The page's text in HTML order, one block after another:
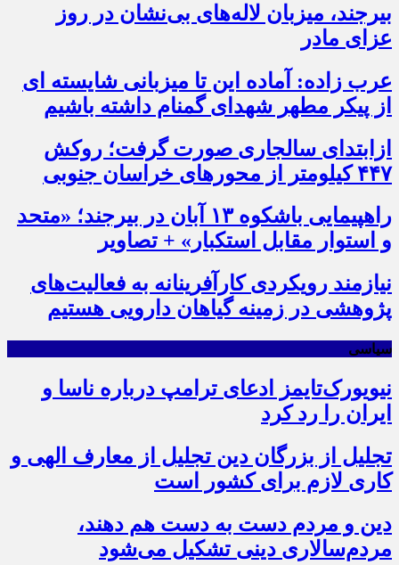
بیرجند، میزبان لاله‌های بی‌نشان در روز
عزای مادر
عرب زاده: آماده این تا میزبانی شایسته ای
از پیکر مطهر شهدای گمنام داشته باشیم
ازابتدای سالجاری صورت گرفت؛ روکش
۴۴۷ کیلومتر از محورهای خراسان جنوبی
راهپیمایی باشکوه ۱۳ آبان در بیرجند؛ «متحد
و استوار مقابل استکبار» + تصاویر
نیازمند رویکردی کارآفرینانه به فعالیت‌های
پژوهشی در زمینه گیاهان دارویی هستیم
سیاسی
نیویورک‌تایمز ادعای ترامپ درباره ناسا و
ایران را رد کرد
تجلیل از بزرگان دین تجلیل از معارف الهی و
کاری لازم برای کشور است
دین و مردم دست به‌ دست هم دهند،
مردم‌سالاری دینی تشکیل می‌شود